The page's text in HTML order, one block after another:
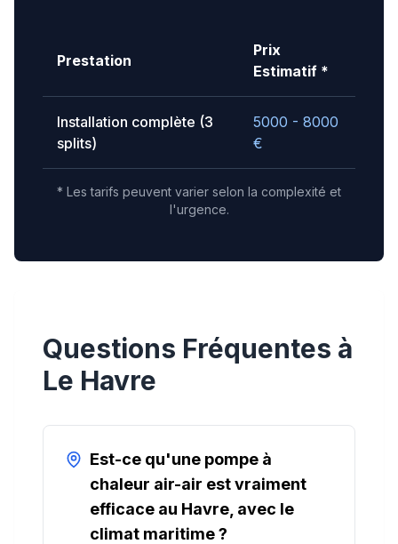
Prestation
Prix
Estimatif *
Installation complète (3
splits)
5000 - 8000
€
* Les tarifs peuvent varier selon la complexité et
l'urgence.
Questions Fréquentes à
Le Havre
Est-ce qu'une pompe à
chaleur air-air est vraiment
efficace au Havre, avec le
climat maritime ?